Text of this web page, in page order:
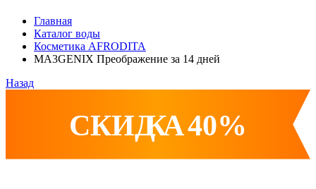
Главная
Каталог воды
Косметика AFRODITA
MA3GENIX Преображение за 14 дней
Назад